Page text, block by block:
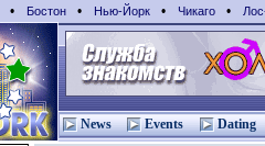
• Бостон • Нью-Йорк • Чикаго •
News Events Dating